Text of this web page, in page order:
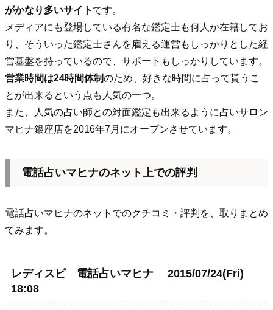
がかなり多いサイト です。
メディアにも登場している有名な鑑定士も何人か在籍してお
り、そういった鑑定士さんを雇える運営もしっかりとした経
営基盤を持っているので、サポートもしっかりしています。
営業時間は24時間体制のため、好きな時間に占って貰うこ
とが出来るという点も人気の一つ。
また、人気の占い師との対面鑑定も出来るように占いサロン
マヒナ銀座店を2016年7月にオープンさせています。
電話占いマヒナのネット上での評判
電話占いマヒナのネットでのクチコミ・評判を、取りまとめ
てみます。
レディスピ 電話占いマヒナ 2015/07/24(Fri)
18:08